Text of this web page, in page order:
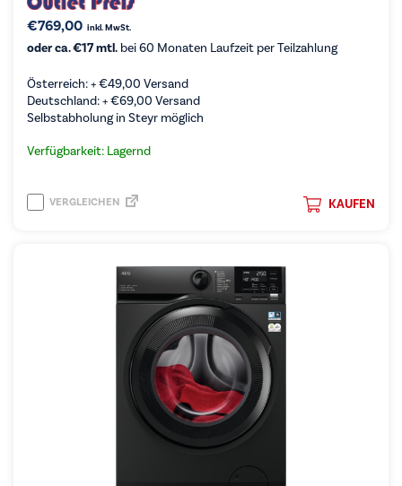
€769,00 inkl. MwSt.
oder ca. €17 mtl. bei 60 Monaten Laufzeit per Teilzahlung
Österreich: +€49,00 Versand
Deutschland: +€69,00 Versand
Selbstabholung in Steyr möglich
Verfügbarkeit: Lagernd
KAUFEN
VERGLEICHEN